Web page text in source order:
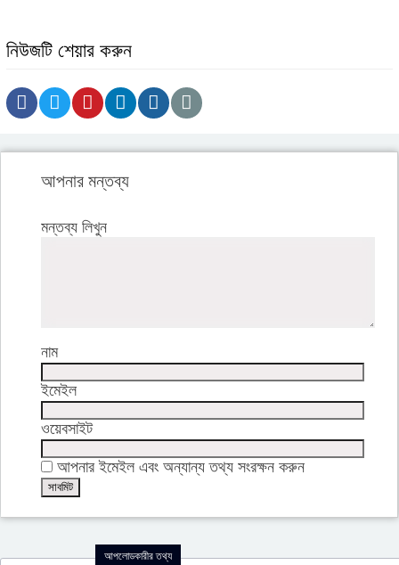
নিউজটি শেয়ার করুন
আপনার মন্তব্য
মন্তব্য লিখুন
নাম
ইমেইল
ওয়েবসাইট
আপনার ইমেইল এবং অন্যান্য তথ্য সংরক্ষন করুন
আপলোডকারীর তথ্য